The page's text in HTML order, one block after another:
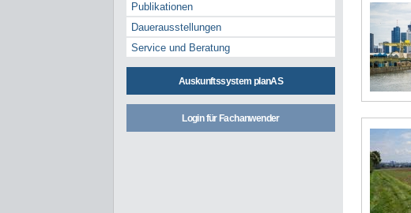
Publikationen
Dauerausstellungen
Service und Beratung
Auskunftssystem planAS
Login für Fachanwender